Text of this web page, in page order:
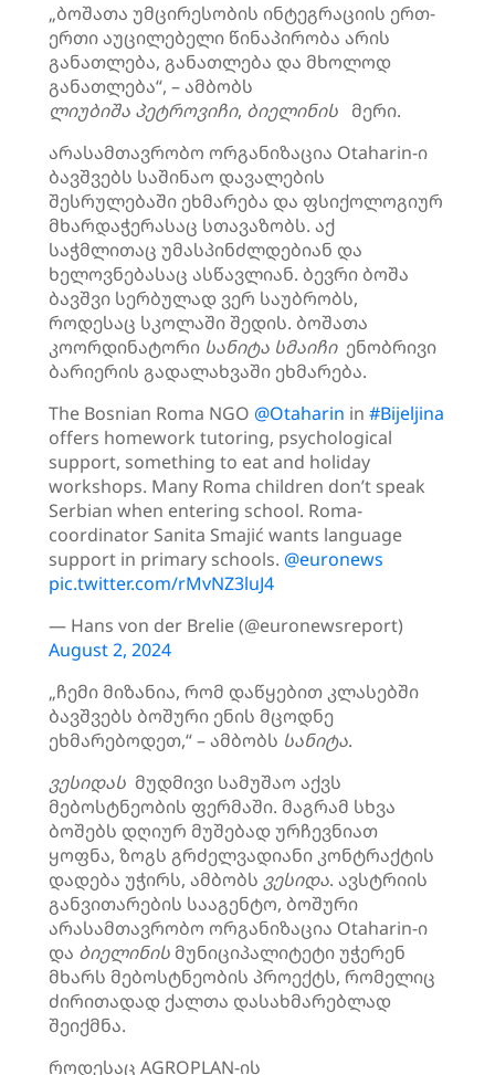
„ბოშათა უმცირესობის ინტეგრაციის ერთ-
ერთი აუცილებელი წინაპირობა არის
განათლება, განათლება და მხოლოდ
განათლება“, – ამბობს
ლიუბიშა პეტროვიჩი, ბიელინის მერი.
არასამთავრობო ორგანიზაცია Otaharin-ი
ბავშვებს საშინაო დავალების
შესრულებაში ეხმარება და ფსიქოლოგიურ
მხარდაჭერასაც სთავაზობს. აქ
საჭმლითაც უმასპინძლდებიან და
ხელოვნებასაც ასწავლიან. ბევრი ბოშა
ბავშვი სერბულად ვერ საუბრობს,
როდესაც სკოლაში შედის. ბოშათა
კოორდინატორი სანიტა სმაიჩიენობრივი
ბარიერის გადალახვაში ეხმარება.
The Bosnian Roma NGO @Otaharin in #Bijeljina
offers homework tutoring, psychological
support, something to eat and holiday
workshops. Many Roma children don’t speak
Serbian when entering school. Roma-
coordinator Sanita Smajić wants language
support in primary schools. @euronews
pic.twitter.com/rMvNZ3luJ4
— Hans von der Brelie (@euronewsreport)
August 2, 2024
„ჩემი მიზანია, რომ დაწყებით კლასებში
ბავშვებს ბოშური ენის მცოდნე
ეხმარებოდეთ,“ – ამბობს სანიტა.
ვესიდას მუდმივი სამუშაო აქვს
მებოსტნეობის ფერმაში. მაგრამ სხვა
ბოშებს დღიურ მუშებად ურჩევნიათ
ყოფნა, ზოგს გრძელვადიანი კონტრაქტის
დადება უჭირს, ამბობს ვესიდა. ავსტრიის
განვითარების სააგენტო, ბოშური
არასამთავრობო ორგანიზაცია Otaharin-ი
და ბიელინის მუნიციპალიტეტი უჭერენ
მხარს მებოსტნეობის პროექტს, რომელიც
ძირითადად ქალთა დასახმარებლად
შეიქმნა.
როდესაც AGROPLAN-ის